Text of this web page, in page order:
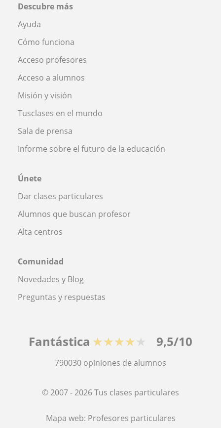
Descubre más
Ayuda
Cómo funciona
Acceso profesores
Acceso a alumnos
Misión y visión
Tusclases en el mundo
Sala de prensa
Informe sobre el futuro de la educación
Únete
Dar clases particulares
Alumnos que buscan profesor
Alta centros
Comunidad
Novedades y Blog
Preguntas y respuestas
Fantástica ★★★★★ 9,5/10
790030 opiniones de alumnos
© 2007 - 2026 Tus clases particulares
Mapa web: Profesores particulares